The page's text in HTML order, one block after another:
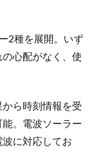
2種を展開。いず
心配がなく、使
ら時刻情報を受
。電波ソーラー
に対応してお